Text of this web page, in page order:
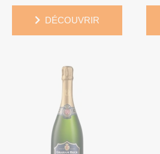
DÉCOUVRIR